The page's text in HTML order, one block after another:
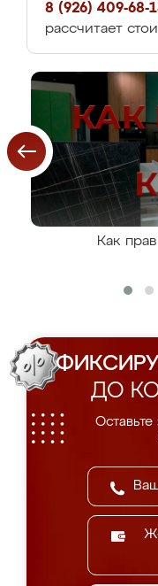
8 (926) 409-68-
рассчитает
Как
ДО
Оставьте